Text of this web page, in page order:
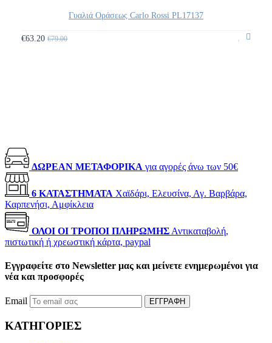
Γυαλιά Οράσεως Carlo Rossi PL17137
€63.20€79.00
ΔΩΡΕΑΝ ΜΕΤΑΦΟΡΙΚΑ για αγορές άνω των 50€
6 ΚΑΤΑΣΤΗΜΑΤΑ Χαϊδάρι, Ελευσίνα, Αγ. Βαρβάρα,
Καρπενήσι, Αμφίκλεια
ΟΛΟΙ ΟΙ ΤΡΟΠΟΙ ΠΛΗΡΩΜΗΣ Αντικαταβολή,
πιστωτική ή χρεωστική κάρτα, paypal
Εγγραφείτε στο Newsletter μας και μείνετε ενημερωμένοι για
νέα και προσφορές
Email ΕΓΓΡΑΦΗ
ΚΑΤΗΓΟΡΙΕΣ